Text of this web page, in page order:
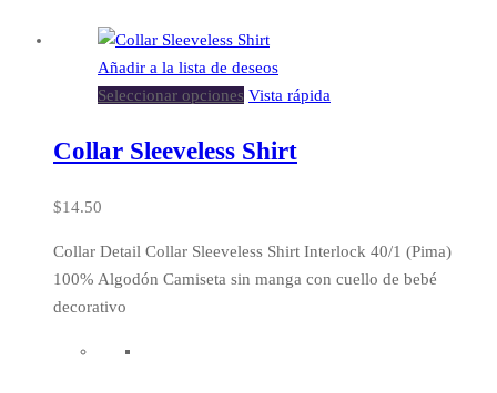
Añadir a la lista de deseos
Seleccionar opciones Vista rápida
Collar Sleeveless Shirt
$14.50
Collar Detail Collar Sleeveless Shirt Interlock 40/1 (Pima)
100% Algodón Camiseta sin manga con cuello de bebé
decorativo